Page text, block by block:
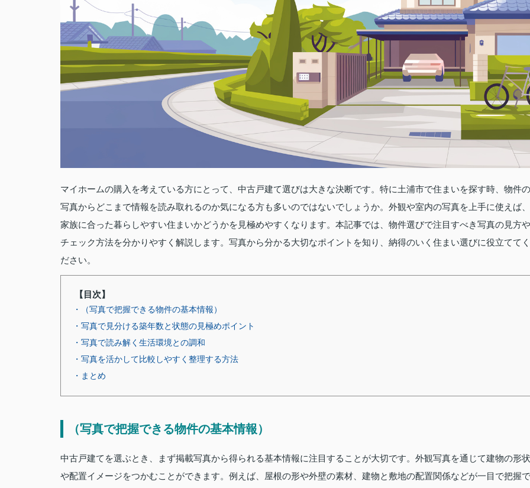
マイホームの購入を考えている方にとって、中古戸建て選びは大きな決断です。特に土浦市で住まいを探す時、物件の
写真からどこまで情報を読み取れるのか気になる方も多いのではないでしょうか。外観や室内の写真を上手に使えば、
家族に合った暮らしやすい住まいかどうかを見極めやすくなります。本記事では、物件選びで注目すべき写真の見方や
チェック方法を分かりやすく解説します。写真から分かる大切なポイントを知り、納得のいく住まい選びに役立ててく
ださい。
【目次】
・（写真で把握できる物件の基本情報）
・写真で見分ける築年数と状態の見極めポイント
・写真で読み解く生活環境との調和
・写真を活かして比較しやすく整理する方法
・まとめ
（写真で把握できる物件の基本情報）
中古戸建てを選ぶとき、まず掲載写真から得られる基本情報に注目することが大切です。外観写真を通じて建物の形状
や配置イメージをつかむことができます。例えば、屋根の形や外壁の素材、建物と敷地の配置関係などが一目で把握で